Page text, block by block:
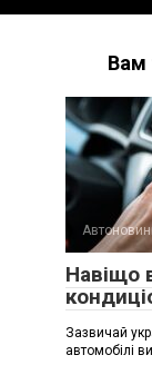
Вам
Навіщо
Зазвичай
автомобілі